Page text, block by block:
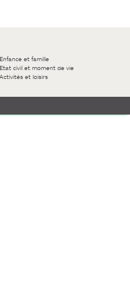
Enfance et famille
Etat civil et moment de vie
Activités et loisirs